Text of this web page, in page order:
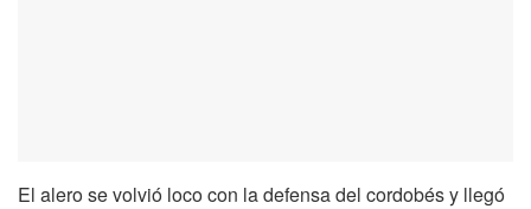
El alero se volvió loco con la defensa del cordobés y llegó